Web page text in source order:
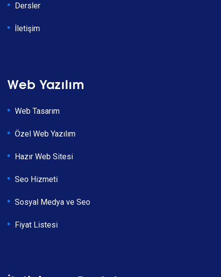
Dersler
İletişim
Web Yazılım
Web Tasarım
Özel Web Yazılım
Hazır Web Sitesi
Seo Hizmeti
Sosyal Medya ve Seo
Fiyat Listesi